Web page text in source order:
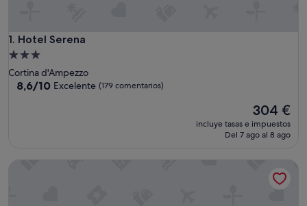
1. Hotel Serena
Hotel Serena
Alojamiento
de
3.0 estrellas
Cortina d'Ampezzo
8.6
8,6/10 Excelente (179 comentarios)
El
precio
actual
304 €
incluye tasas e impuestos
Del 7 ago al 8 ago